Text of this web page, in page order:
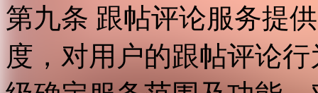
第九条 跟帖评论服务提
度，对用户的跟帖评论